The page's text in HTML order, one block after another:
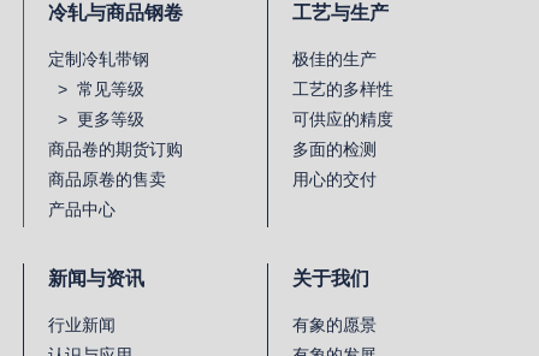
冷轧与商品钢卷
定制冷轧带钢
> 常见等级
> 更多等级
商品卷的期货订购
商品原卷的售卖
产品中心
工艺与生产
极佳的生产
工艺的多样性
可供应的精度
多面的检测
用心的交付
新闻与资讯
行业新闻
关于我们
有象的愿景